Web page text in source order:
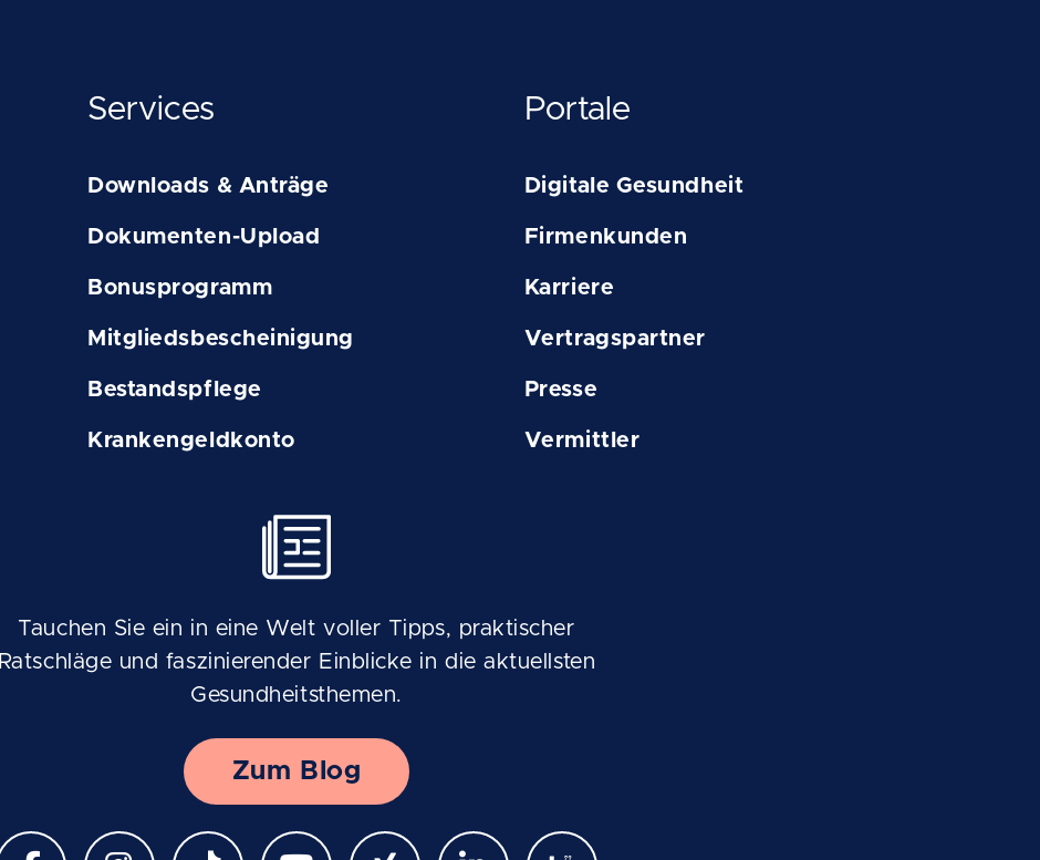
Services
Downloads & Anträge
Dokumenten-Upload
Bonusprogramm
Mitgliedsbescheinigung
Bestandspflege
Krankengeldkonto
Portale
Digitale Gesundheit
Firmenkunden
Karriere
Vertragspartner
Presse
Vermittler
Tauchen Sie ein in eine Welt voller Tipps, praktischer
Ratschläge und faszinierender Einblicke in die aktuellsten
Gesundheitsthemen.
Zum Blog